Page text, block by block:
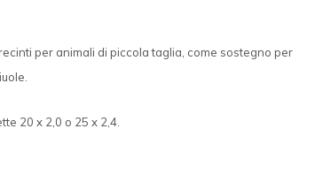
per animali di piccola taglia, come sostegno per
20 x 2,0 o 25 x 2,4.